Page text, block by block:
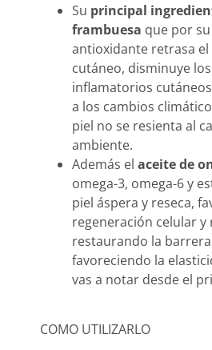
Su principal
frambuesa que por
antioxidante retrasa
cutáneo, disminuye
inflamatorios
a los cambios
piel no se resienta al
ambiente.
Además el aceite de
omega-3, omega-6 y
piel áspera y reseca,
regeneración celular y
restaurando la
favoreciendo la
vas a notar desde el
COMO UTILIZARLO